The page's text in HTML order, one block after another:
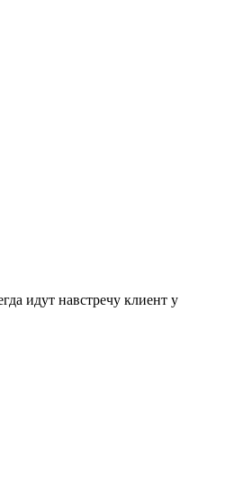
идут навстречу клиент у